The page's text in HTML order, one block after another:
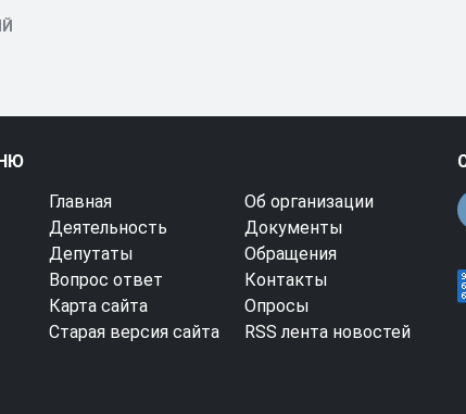
Главная
Об организации
Деятельность
Документы
Депутаты
Обращения
Вопрос ответ
Контакты
Карта сайта
Опросы
Старая версия сайта
RSS лента новостей